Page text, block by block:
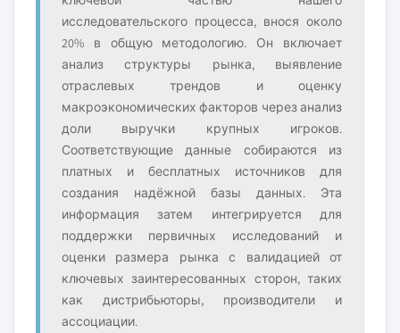
исследовательского процесса, внося около
20% в общую методологию. Он включает
анализ структуры рынка, выявление
отраслевых трендов и оценку
макроэкономических факторов через анализ
доли выручки крупных игроков.
Соответствующие данные собираются из
платных и бесплатных источников для
создания надёжной базы данных. Эта
информация затем интегрируется для
поддержки первичных исследований и
оценки размера рынка с валидацией от
ключевых заинтересованных сторон, таких
как дистрибьюторы, производители и
ассоциации.